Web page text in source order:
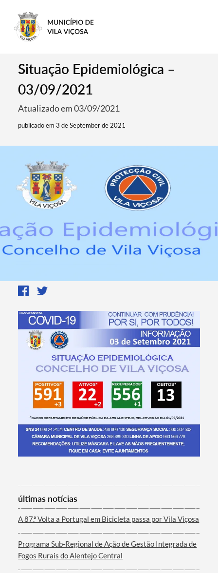
Categorias gerais
Situação Epidemiológica –
03/09/2021
Atualizado em 03/09/2021
publicado em 3 de September de 2021
últimas notícias
A 87.ª Volta a Portugal em Bicicleta passa por Vila Viçosa
Programa Sub-Regional de Ação de Gestão Integrada de
Fogos Rurais do Alentejo Central